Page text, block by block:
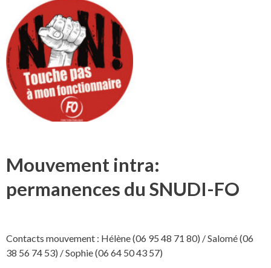
Mouvement intra:
permanences du SNUDI-FO
Contacts mouvement : Hélène (06 95 48 71 80) / Salomé (06
38 56 74 53) / Sophie (06 64 50 43 57)